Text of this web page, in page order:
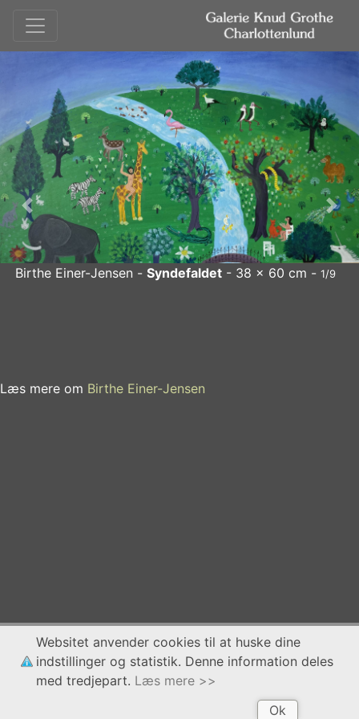
Birthe Einer-Jensen - Syndefaldet - 38 x 60 cm - 1/9
Forrige
Læs mere om Birthe Einer-Jensen
Ok
Websitet anvender cookies til at huske dine
indstillinger og statistik. Denne information deles
med tredjepart. Læs mere >>